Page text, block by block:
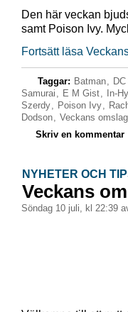
Den här veckan
samt Poison Ivy.
Fortsätt läsa
Taggar: Batman,
Samurai , E M Gist, In-
Szerdy, Poison Ivy,
Dodson, Veckans omslag
Skriv en kommentar
NYHETER OCH
Veckans
söndag 10 juli, kl 22:39